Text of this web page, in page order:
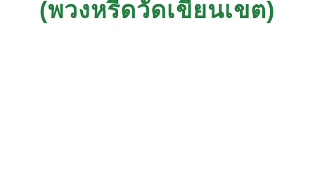
(พวงหรีดวัดเขียนเขต)